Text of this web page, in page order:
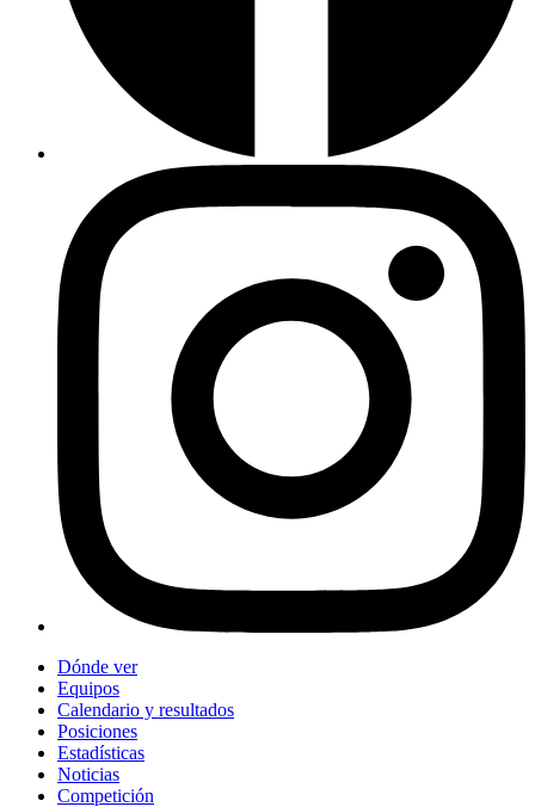
Dónde ver
Equipos
Calendario y resultados
Posiciones
Estadísticas
Noticias
Competición